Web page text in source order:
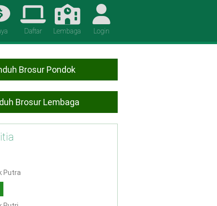
Daftar Lembaga Login
Brosur Pondok
Brosur Lembaga
Putra